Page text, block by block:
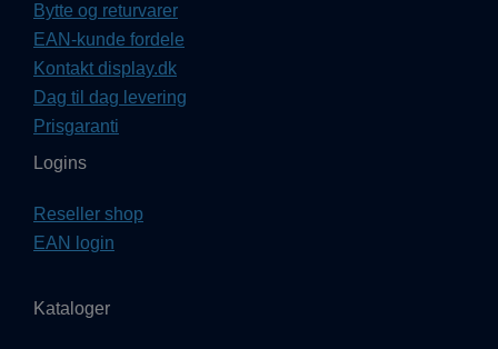
Bytte og returvarer
EAN-kunde fordele
Kontakt display.dk
Dag til dag levering
Prisgaranti
Logins
Reseller shop
EAN login
Kataloger